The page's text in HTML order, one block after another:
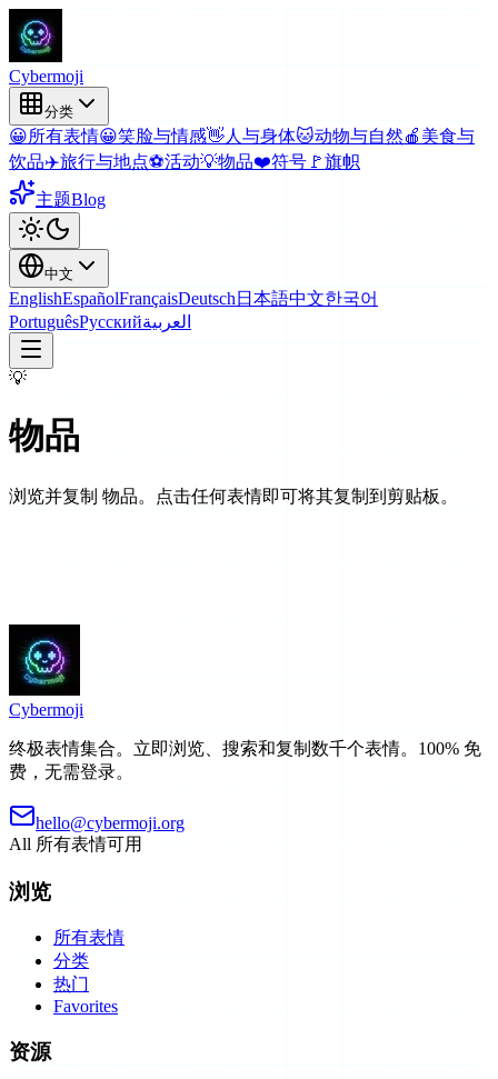
Cybermoji
分类
😀所有表情😀笑脸与情感👋人与身体🐱动物与自然🍎 美食与
饮品✈️旅行与地点⚽活动💡物品❤️符号 🚩旗帜
主题Blog
中文
EnglishEspañolFrançaisDeutsch 日本語中文한국어
PortuguêsРусскийالعربية
💡
物品
浏览并复制 物品。点击任何表情即可将其复制到剪贴板。
Cybermoji
终极表情集合。立即浏览、搜索和复制数千个表情。100% 免
费，无需登录。
hello@cybermoji.org
All 所有表情可用
浏览
所有表情
分类
热门
Favorites
资源